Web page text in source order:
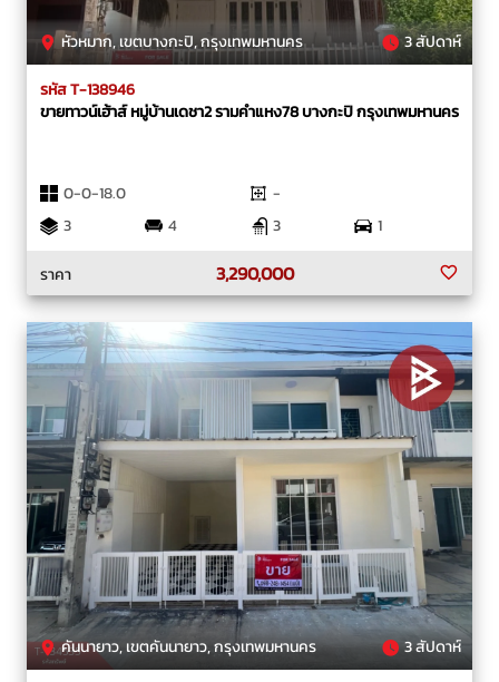
หัวหมาก, เขตบางกะปิ, กรุงเทพมหานคร 3 สัปดาห์
รหัส T-138946
ขายทาวน์เฮ้าส์ หมู่บ้านเดชา2 รามคำแหง78 บางกะปิ กรุงเทพมหานคร
0-0-18.0
-
3
4 3
1
ราคา
3,290,000
คันนายาว, เขตคันนายาว, กรุงเทพมหานคร 3 สัปดาห์